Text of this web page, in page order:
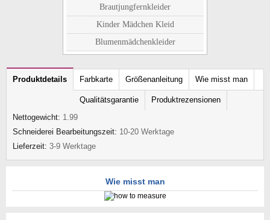
Brautjungfernkleider
Kinder Mädchen Kleid
Blumenmädchenkleider
Produktdetails Farbkarte Größenanleitung Wie misst man
Qualitätsgarantie
Produktrezensionen
Nettogewicht: 1.99
Schneiderei Bearbeitungszeit: 10-20 Werktage
Lieferzeit: 3-9 Werktage
Wie misst man